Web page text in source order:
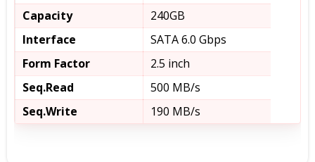
Capacity
240GB
Interface
SATA 6.0 Gbps
Form Factor
2.5 inch
Seq.Read
500 MB/s
Seq.Write
190 MB/s